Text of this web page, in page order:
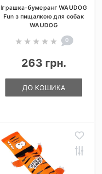
Іграшка-бумеранг WAUDOG
Fun з пищалкою для собак
WAUDOG
0
263 грн.
ДО КОШИКА